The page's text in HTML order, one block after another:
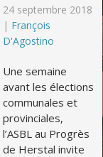
24 septembre 2018
| François
D'Agostino
Une semaine
avant les élections
communales et
provinciales,
l’ASBL au Progrès
de Herstal invite